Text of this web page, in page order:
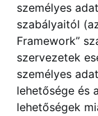
személyes
szabályaitól
Framework”
szervezetek
személyes
lehetősége és
lehetőségek